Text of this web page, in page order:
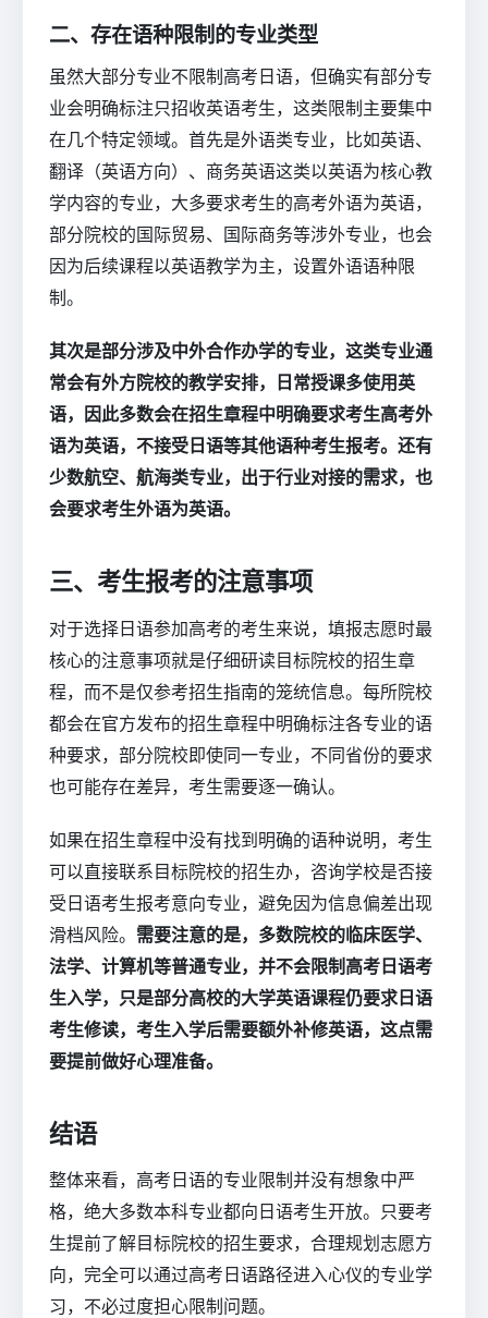
二、存在语种限制的专业类型
虽然大部分专业不限制高考日语，但确实有部分专
业会明确标注只招收英语考生，这类限制主要集中
在几个特定领域。首先是外语类专业，比如英语、
翻译（英语方向）、商务英语这类以英语为核心教
学内容的专业，大多要求考生的高考外语为英语，
部分院校的国际贸易、国际商务等涉外专业，也会
因为后续课程以英语教学为主，设置外语语种限
制。
其次是部分涉及中外合作办学的专业，这类专业通
常会有外方院校的教学安排，日常授课多使用英
语，因此多数会在招生章程中明确要求考生高考外
语为英语，不接受日语等其他语种考生报考。还有
少数航空、航海类专业，出于行业对接的需求，也
会要求考生外语为英语。
三、考生报考的注意事项
对于选择日语参加高考的考生来说，填报志愿时最
核心的注意事项就是仔细研读目标院校的招生章
程，而不是仅参考招生指南的笼统信息。每所院校
都会在官方发布的招生章程中明确标注各专业的语
种要求，部分院校即使同一专业，不同省份的要求
也可能存在差异，考生需要逐一确认。
如果在招生章程中没有找到明确的语种说明，考生
可以直接联系目标院校的招生办，咨询学校是否接
受日语考生报考意向专业，避免因为信息偏差出现
滑档风险。 需要注意的是，多数院校的临床医学、
法学、计算机等普通专业，并不会限制高考日语考
生入学，只是部分高校的大学英语课程仍要求日语
考生修读，考生入学后需要额外补修英语，这点需
要提前做好心理准备。
结语
整体来看，高考日语的专业限制并没有想象中严
格，绝大多数本科专业都向日语考生开放。只要考
生提前了解目标院校的招生要求，合理规划志愿方
向，完全可以通过高考日语路径进入心仪的专业学
习，不必过度担心限制问题。